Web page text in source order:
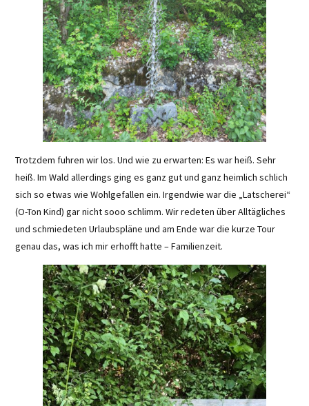
Trotzdem fuhren wir los. Und wie zu erwarten: Es war heiß. Sehr
heiß. Im Wald allerdings ging es ganz gut und ganz heimlich schlich
sich so etwas wie Wohlgefallen ein. Irgendwie war die „Latscherei“
(O-Ton Kind) gar nicht sooo schlimm. Wir redeten über Alltägliches
und schmiedeten Urlaubspläne und am Ende war die kurze Tour
genau das, was ich mir erhofft hatte – Familienzeit.